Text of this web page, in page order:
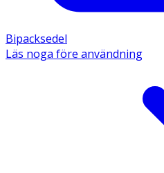
Bipacksedel
Läs noga före användning